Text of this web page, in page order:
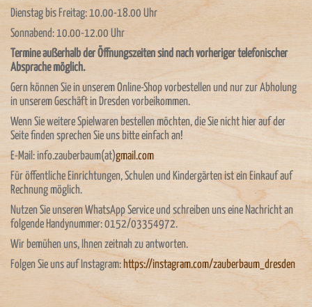
Dienstag bis Freitag: 10.00-18.00 Uhr
Sonnabend: 10.00-12.00 Uhr
Termine außerhalb der Öffnungszeitensind nach vorheriger telefonischer
Absprache möglich.
Gern können Sie in unserem Online-Shop vorbestellen und nur zur Abholung
in unserem Geschäft in Dresden vorbeikommen.
Wenn Sie weitere Spielwaren bestellen möchten, die Sie nicht hier auf der
Seite finden sprechen Sie uns bitte einfach an!
E-Mail: info.zauberbaum(at)gmail.com
Für öffentliche Einrichtungen, Schulen und Kindergärten ist ein Einkauf auf
Rechnung möglich.
Nutzen Sie unseren WhatsApp Service und schreiben uns eine Nachricht an
folgende Handynummer: 0152/03354972.
Wir bemühen uns, Ihnen zeitnah zu antworten.
Folgen Sie uns auf Instagram: https://instagram.com/zauberbaum_dresden